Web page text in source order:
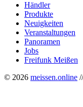
Händler
Produkte
Neuigkeiten
Veranstaltungen
Panoramen
Jobs
Freifunk Meißen
© 2026 meissen.online